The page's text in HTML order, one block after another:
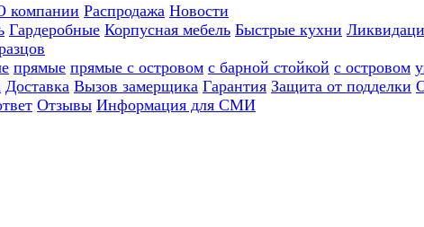
компании Распродажа Новости
Гардеробные Корпусная мебель Быстрые кухни
прямые прямые с островом с барной стойкой с островом
Доставка Вызов замерщика Гарантия Защита от подделки
Отзывы Информация для СМИ